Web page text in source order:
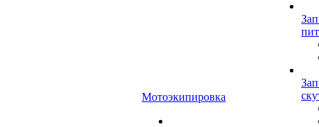
Мотоэкипировка